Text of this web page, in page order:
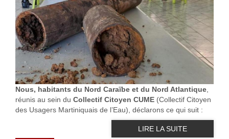
Nous, habitants du Nord Caraïbe et du Nord Atlantique
réunis au sein du Collectif Citoyen CUME (Collectif Citoyen
des Usagers Martiniquais de l’Eau), déclarons ce qui suit :
LIRE LA SUITE